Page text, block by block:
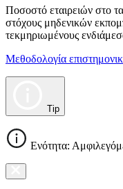
Ποσοστό εταιρειών στο
στόχους μηδενικών
τεκμηριωμένους
Μεθοδολογία
Tip
Ενότητα: